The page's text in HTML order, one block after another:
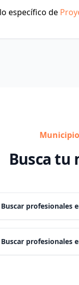
específico de
Busca tu
Buscar profesionales
Buscar profesionales